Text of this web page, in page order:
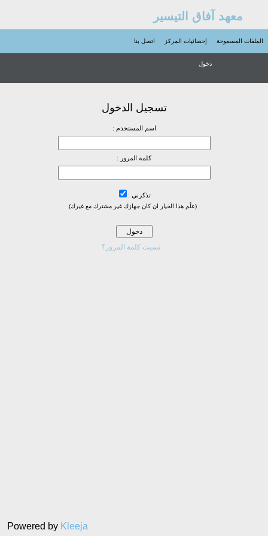
Powered by Kleeja
معهد آفاق التيسير
الملفات المسموحة إحصائيات المركز اتصل بنا
دخول
تسجيل الدخول
اسم المستخدم :
كلمة المرور :
تذكرني :
(علًم هذا الخيار ان كان جهازك غير مشترك مع غيرك)
نسيت كلمة المرور؟